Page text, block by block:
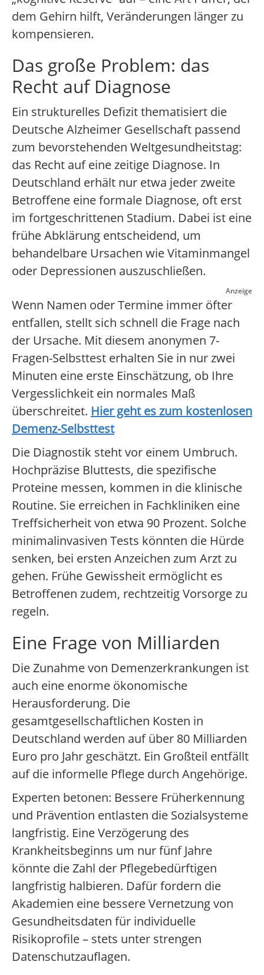
dem Gehirn hilft, Veränderungen länger zu
kompensieren.
Das große Problem: das
Recht auf Diagnose
Ein strukturelles Defizit thematisiert die
Deutsche Alzheimer Gesellschaft passend
zum bevorstehenden Weltgesundheitstag:
das Recht auf eine zeitige Diagnose. In
Deutschland erhält nur etwa jeder zweite
Betroffene eine formale Diagnose, oft erst
im fortgeschrittenen Stadium. Dabei ist eine
frühe Abklärung entscheidend, um
behandelbare Ursachen wie Vitaminmangel
oder Depressionen auszuschließen.
Anzeige
Wenn Namen oder Termine immer öfter
entfallen, stellt sich schnell die Frage nach
der Ursache. Mit diesem anonymen 7-
Fragen-Selbsttest erhalten Sie in nur zwei
Minuten eine erste Einschätzung, ob Ihre
Vergesslichkeit ein normales Maß
überschreitet. Hier geht es zum kostenlosen
Demenz-Selbsttest
Die Diagnostik steht vor einem Umbruch.
Hochpräzise Bluttests, die spezifische
Proteine messen, kommen in die klinische
Routine. Sie erreichen in Fachkliniken eine
Treffsicherheit von etwa 90 Prozent. Solche
minimalinvasiven Tests könnten die Hürde
senken, bei ersten Anzeichen zum Arzt zu
gehen. Frühe Gewissheit ermöglicht es
Betroffenen zudem, rechtzeitig Vorsorge zu
regeln.
Eine Frage von Milliarden
Die Zunahme von Demenzerkrankungen ist
auch eine enorme ökonomische
Herausforderung. Die
gesamtgesellschaftlichen Kosten in
Deutschland werden auf über 80 Milliarden
Euro pro Jahr geschätzt. Ein Großteil entfällt
auf die informelle Pflege durch Angehörige.
Experten betonen: Bessere Früherkennung
und Prävention entlasten die Sozialsysteme
langfristig. Eine Verzögerung des
Krankheitsbeginns um nur fünf Jahre
könnte die Zahl der Pflegebedürftigen
langfristig halbieren. Dafür fordern die
Akademien eine bessere Vernetzung von
Gesundheitsdaten für individuelle
Risikoprofile – stets unter strengen
Datenschutzauflagen.